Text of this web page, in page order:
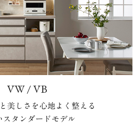
VW / VB
美しさを心地よく整える
スタンダードモデル